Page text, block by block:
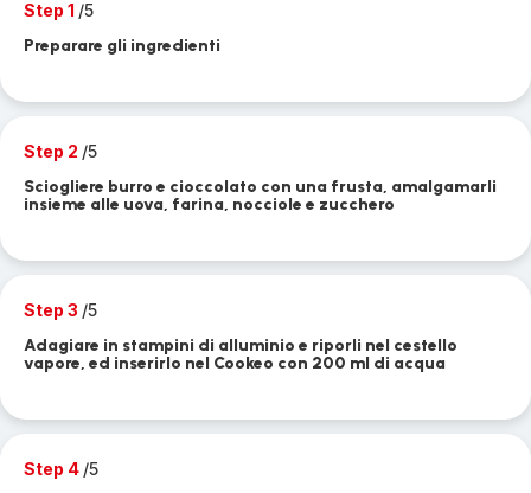
Step 1 /5
Preparare gli ingredienti
Step 2 /5
Sciogliere burro e cioccolato con una frusta, amalgamarli
insieme alle uova, farina, nocciole e zucchero
Step 3 /5
Adagiare in stampini di alluminio e riporli nel cestello
vapore, ed inserirlo nel Cookeo con 200 ml di acqua
Step 4 /5